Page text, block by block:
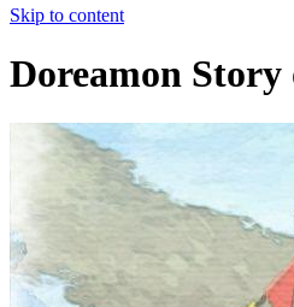
Skip to content
Doreamon Story